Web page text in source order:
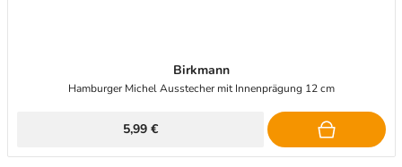
Birkmann
Hamburger Michel Ausstecher mit Innenprägung 12 cm
5,99 €